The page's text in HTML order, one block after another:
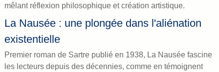
mêlant réflexion philosophique et création artistique.
La Nausée : une plongée dans l'aliénation
existentielle
Premier roman de Sartre publié en 1938, La Nausée fascine
les lecteurs depuis des décennies, comme en témoignent